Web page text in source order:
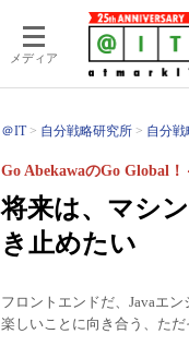
メディア
＠IT 自分戦略研究所 自分
将来は、マシ
き止めたい
Go AbekawaのGo Global！
フロントエンドだ、Javaエ
楽しいことに向き合う、ただ